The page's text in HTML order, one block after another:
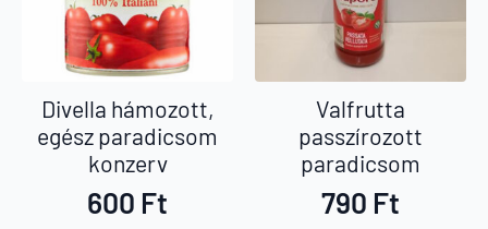
Divella hámozott,
egész paradicsom
konzerv
600 Ft
Valfrutta
passzírozott
paradicsom
790 Ft